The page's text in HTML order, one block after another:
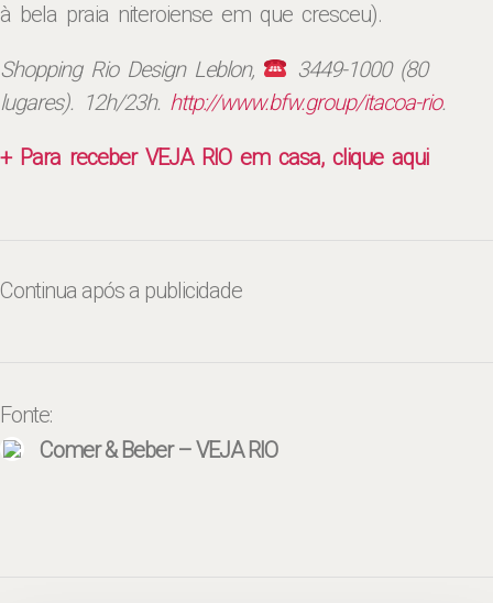
à bela praia niteroiense em que cresceu).
Shopping Rio Design Leblon,
3449-1000 (80
lugares). 12h/23h. http://www.bfw.group/itacoa-rio.
+ Para receber VEJA RIO em casa, clique aqui
Continua após a publicidade
Fonte:
Comer & Beber – VEJA RIO